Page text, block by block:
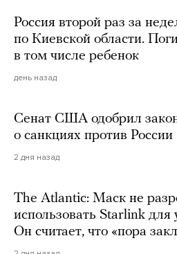
Россия второй раз за
по Киевской области.
в том числе ребенок
день назад
Сенат США одобрил
о санкциях против России
2 дня назад
The Atlantic: Маск не
использовать Starlink для
Он считает, что «пора